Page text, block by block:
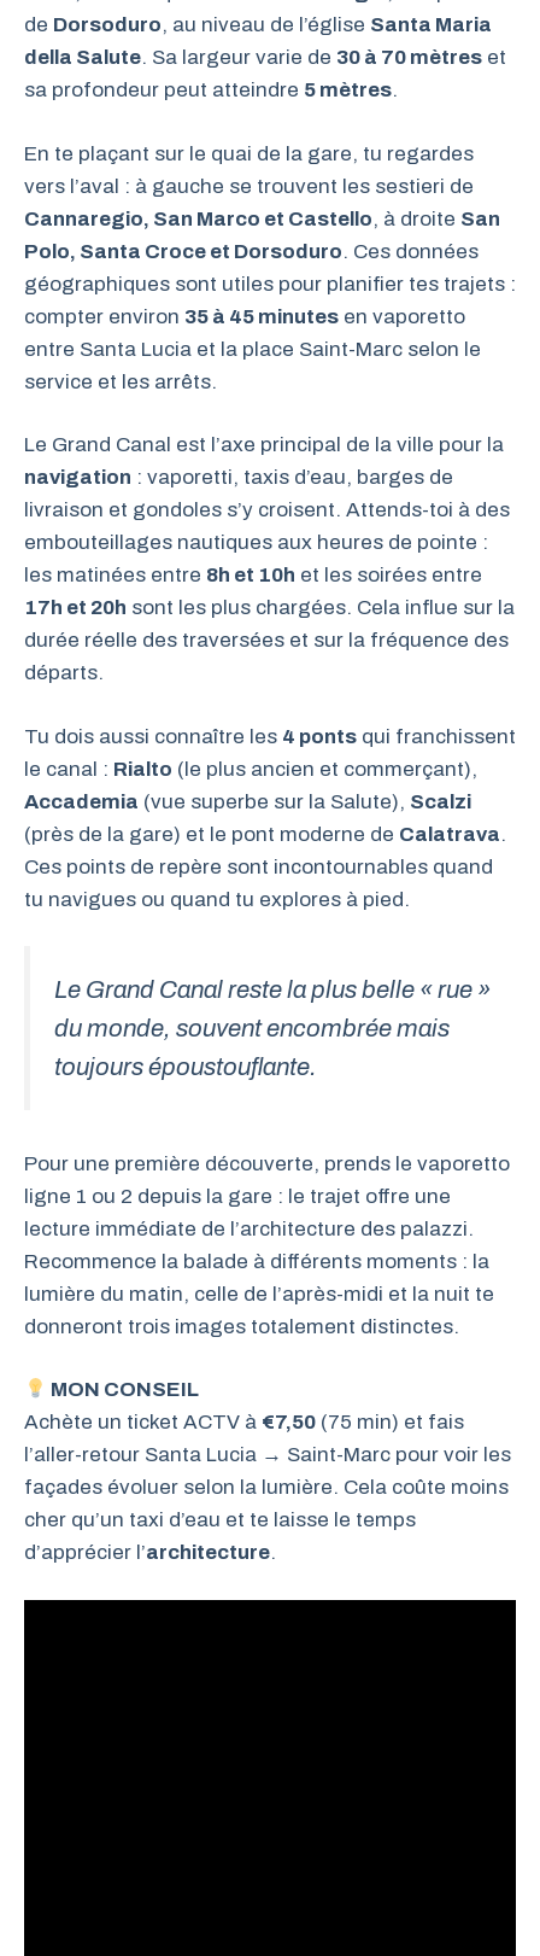
de Dorsoduro, au niveau de l’église Santa Maria
della Salute. Sa largeur varie de 30 à 70 mètres et
sa profondeur peut atteindre 5 mètres.
En te plaçant sur le quai de la gare, tu regardes
vers l’aval : à gauche se trouvent les sestieri de
Cannaregio, San Marco et Castello, à droite San
Polo, Santa Croce et Dorsoduro. Ces données
géographiques sont utiles pour planifier tes trajets :
compter environ 35 à 45 minutes en vaporetto
entre Santa Lucia et la place Saint-Marc selon le
service et les arrêts.
Le Grand Canal est l’axe principal de la ville pour la
navigation : vaporetti, taxis d’eau, barges de
livraison et gondoles s’y croisent. Attends-toi à des
embouteillages nautiques aux heures de pointe :
les matinées entre 8h et 10h et les soirées entre
17h et 20h sont les plus chargées. Cela influe sur la
durée réelle des traversées et sur la fréquence des
départs.
Tu dois aussi connaître les 4 ponts qui franchissent
le canal : Rialto (le plus ancien et commerçant),
Accademia (vue superbe sur la Salute), Scalzi
(près de la gare) et le pont moderne de Calatrava.
Ces points de repère sont incontournables quand
tu navigues ou quand tu explores à pied.
Le Grand Canal reste la plus belle « rue »
du monde, souvent encombrée mais
toujours époustouflante.
Pour une première découverte, prends le vaporetto
ligne 1 ou 2 depuis la gare : le trajet offre une
lecture immédiate de l’architecture des palazzi.
Recommence la balade à différents moments : la
lumière du matin, celle de l’après-midi et la nuit te
donneront trois images totalement distinctes.
MON CONSEIL
Achète un ticket ACTV à €7,50 (75 min) et fais
l’aller-retour Santa Lucia → Saint-Marc pour voir les
façades évoluer selon la lumière. Cela coûte moins
cher qu’un taxi d’eau et te laisse le temps
d’apprécier l’architecture.